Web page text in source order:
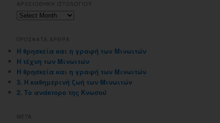
ΑΡΧΕΙΟΘΗΚΗ ΙΣΤΟΛΟΓΙΟΥ
Αρχειοθηκη
ΠΡΟΣΦΑΤΑ ΑΡΘΡΑ
Η θρησκεία και η γραφή των Μινωιτών
Η τέχνη των Μινωιτών
Η θρησκεία και η γραφή των Μινωιτών
3. Η καθημερινή ζωή των Μινωιτών
2. Το ανάκτορο της Κνωσού
META